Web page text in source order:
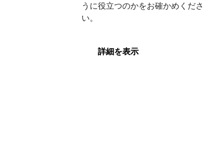
デジタルツイン
うに役立つのかをお確かめくださ
い。
詳細を表示